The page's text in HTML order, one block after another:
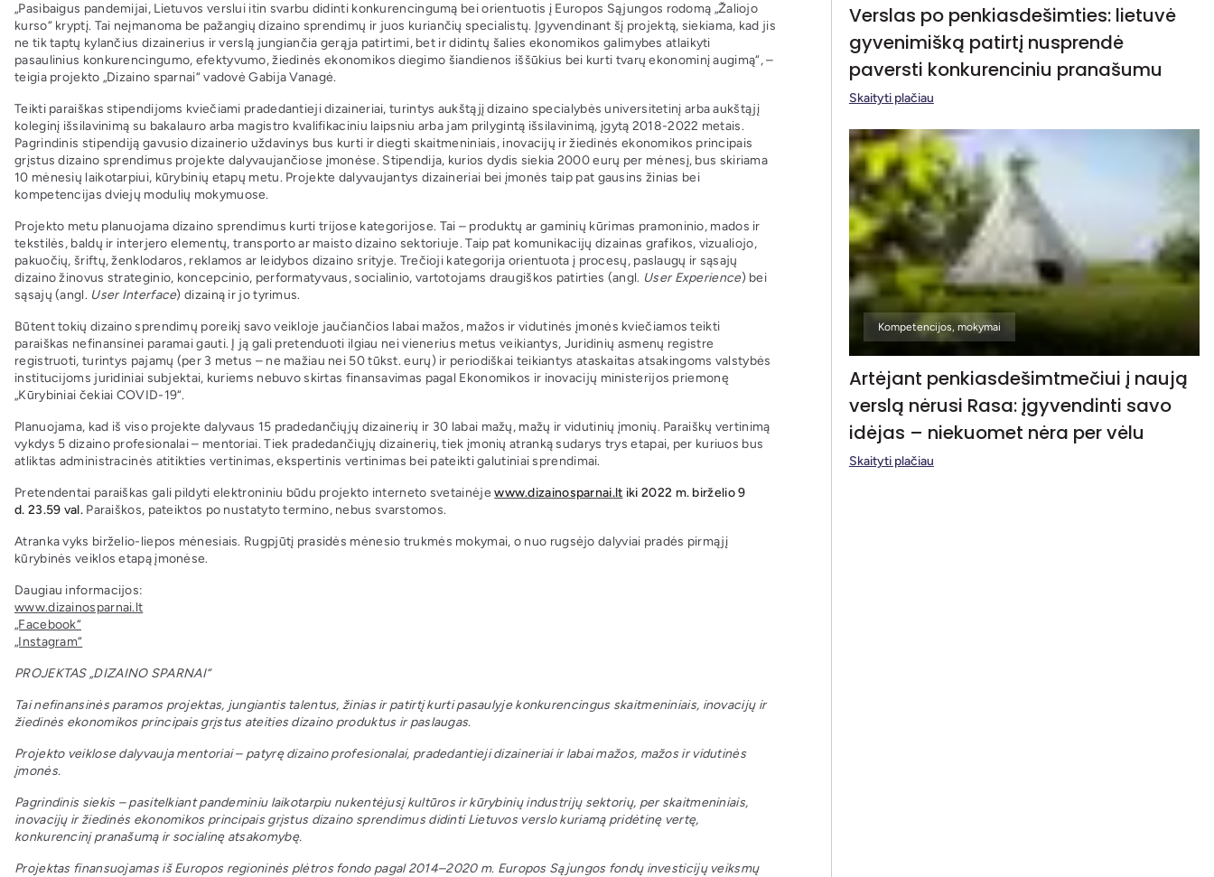
„Pasibaigus pandemijai, Lietuvos verslui itin svarbu didinti konkurencingumą bei orientuotis į Europos Sąjungos rodomą „Žaliojo
kurso“ kryptį. Tai neįmanoma be pažangių dizaino sprendimų ir juos kuriančių specialistų. Įgyvendinant šį projektą, siekiama, kad jis
ne tik taptų kylančius dizainerius ir verslą jungiančia gerąja patirtimi, bet ir didintų šalies ekonomikos galimybes atlaikyti
pasaulinius konkurencingumo, efektyvumo, žiedinės ekonomikos diegimo šiandienos iššūkius bei kurti tvarų ekonominį augimą“, –
teigia projekto „Dizaino sparnai“ vadovė Gabija Vanagė.
Teikti paraiškas stipendijoms kviečiami pradedantieji dizaineriai, turintys aukštąjį dizaino specialybės universitetinį arba aukštąjį
koleginį išsilavinimą su bakalauro arba magistro kvalifikaciniu laipsniu arba jam prilygintą išsilavinimą, įgytą 2018-2022 metais.
Pagrindinis stipendiją gavusio dizainerio uždavinys bus kurti ir diegti skaitmeniniais, inovacijų ir žiedinės ekonomikos principais
grįstus dizaino sprendimus projekte dalyvaujančiose įmonėse. Stipendija, kurios dydis siekia 2000 eurų per mėnesį, bus skiriama
10 mėnesių laikotarpiui, kūrybinių etapų metu. Projekte dalyvaujantys dizaineriai bei įmonės taip pat gausins žinias bei
kompetencijas dviejų modulių mokymuose.
Projekto metu planuojama dizaino sprendimus kurti trijose kategorijose. Tai – produktų ar gaminių kūrimas pramoninio, mados ir
tekstilės, baldų ir interjero elementų, transporto ar maisto dizaino sektoriuje. Taip pat komunikacijų dizainas grafikos, vizualiojo,
pakuočių, šriftų, ženklodaros, reklamos ar leidybos dizaino srityje. Trečioji kategorija orientuota į procesų, paslaugų ir sąsajų
dizaino žinovus strateginio, koncepcinio, performatyvaus, socialinio, vartotojams draugiškos patirties (angl. User Experience) bei
sąsajų (angl. User Interface) dizainą ir jo tyrimus.
Būtent tokių dizaino sprendimų poreikį savo veikloje jaučiančios labai mažos, mažos ir vidutinės įmonės kviečiamos teikti
paraiškas nefinansinei paramai gauti. Į ją gali pretenduoti ilgiau nei vienerius metus veikiantys, Juridinių asmenų registre
registruoti, turintys pajamų (per 3 metus – ne mažiau nei 50 tūkst. eurų) ir periodiškai teikiantys ataskaitas atsakingoms valstybės
institucijoms juridiniai subjektai, kuriems nebuvo skirtas finansavimas pagal Ekonomikos ir inovacijų ministerijos priemonę
„Kūrybiniai čekiai COVID-19“.
Planuojama, kad iš viso projekte dalyvaus 15 pradedančiųjų dizainerių ir 30 labai mažų, mažų ir vidutinių įmonių. Paraiškų vertinimą
vykdys 5 dizaino profesionalai – mentoriai. Tiek pradedančiųjų dizainerių, tiek įmonių atranką sudarys trys etapai, per kuriuos bus
atliktas administracinės atitikties vertinimas, ekspertinis vertinimas bei pateikti galutiniai sprendimai.
Pretendentai paraiškas gali pildyti elektroniniu būdu projekto interneto svetainėjewww.dizainosparnai.lt iki 2022 m. birželio 9
d. 23.59 val.Paraiškos, pateiktos po nustatyto termino, nebus svarstomos.
Atranka vyks birželio-liepos mėnesiais. Rugpjūtį prasidės mėnesio trukmės mokymai, o nuo rugsėjo dalyviai pradės pirmąjį
kūrybinės veiklos etapą įmonėse.
Daugiau informacijos:
www.dizainosparnai.lt
„Facebook“
„Instagram“
PROJEKTAS „DIZAINO SPARNAI“
Tai nefinansinės paramos projektas, jungiantis talentus, žinias ir patirtį kurti pasaulyje konkurencingus skaitmeniniais, inovacijų ir
žiedinės ekonomikos principais grįstus ateities dizaino produktus ir paslaugas.
Projekto veiklose dalyvauja mentoriai – patyrę dizaino profesionalai, pradedantieji dizaineriai ir labai mažos, mažos ir vidutinės
įmonės.
Pagrindinis siekis – pasitelkiant pandeminiu laikotarpiu nukentėjusį kultūros ir kūrybinių industrijų sektorių, per skaitmeniniais,
inovacijų ir žiedinės ekonomikos principais grįstus dizaino sprendimus didinti Lietuvos verslo kuriamą pridėtinę vertę,
konkurencinį pranašumą ir socialinę atsakomybę.
Projektas finansuojamas iš Europos regioninės plėtros fondo pagal 2014–2020 m. Europos Sąjungos fondų investicijų veiksmų
Verslas po penkiasdešimties: lietuvė
gyvenimišką patirtį nusprendė
paversti konkurenciniu pranašumu
Skaityti plačiau
Kompetencijos, mokymai
Artėjant penkiasdešimtmečiui į naują
verslą nėrusi Rasa: įgyvendinti savo
idėjas – niekuomet nėra per vėlu
Skaityti plačiau